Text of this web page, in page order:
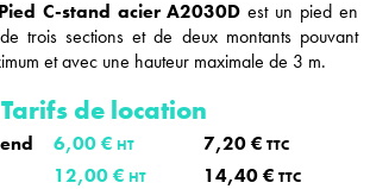
C-stand acier A2030D est un pied en
trois sections et de deux montants pouvant
et avec une hauteur maximale de 3 m.
Tarifs de location
6,00 € HT 7,20 € TTC
12,00 € HT 14,40 € TTC